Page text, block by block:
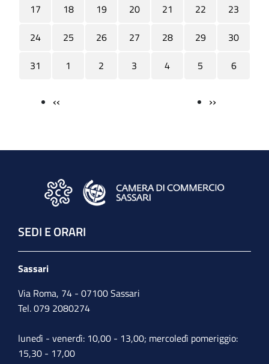
17
18 19 20 21 22
23
24
25 26 27 28 29
30
31
1 2 3 4 5 6
Paginazione
‹‹ ››
SEDI E ORARI
Sassari
Via Roma, 74 - 07100 Sassari
Tel. 079 2080274
lunedì - venerdì: 10,00 - 13,00; mercoledì pomeriggio:
15,30 - 17,00